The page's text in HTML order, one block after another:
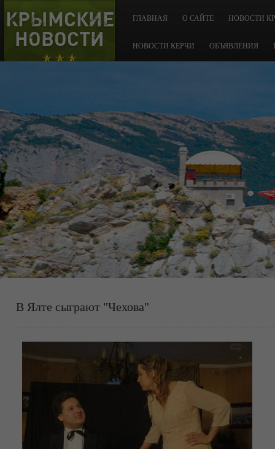
КРЫМСКИЕ
НОВОСТИ
ГЛАВНАЯ О САЙТЕ НОВОСТИ
НОВОСТИ КЕРЧИ ОБЪЯВЛЕНИЯ
В Ялте сыграют "Чехова"